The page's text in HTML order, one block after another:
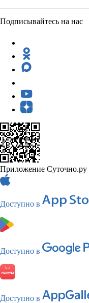
Подписывайтесь на нас
Приложение Суточно.ру
Доступно в
Доступно в
Доступно в